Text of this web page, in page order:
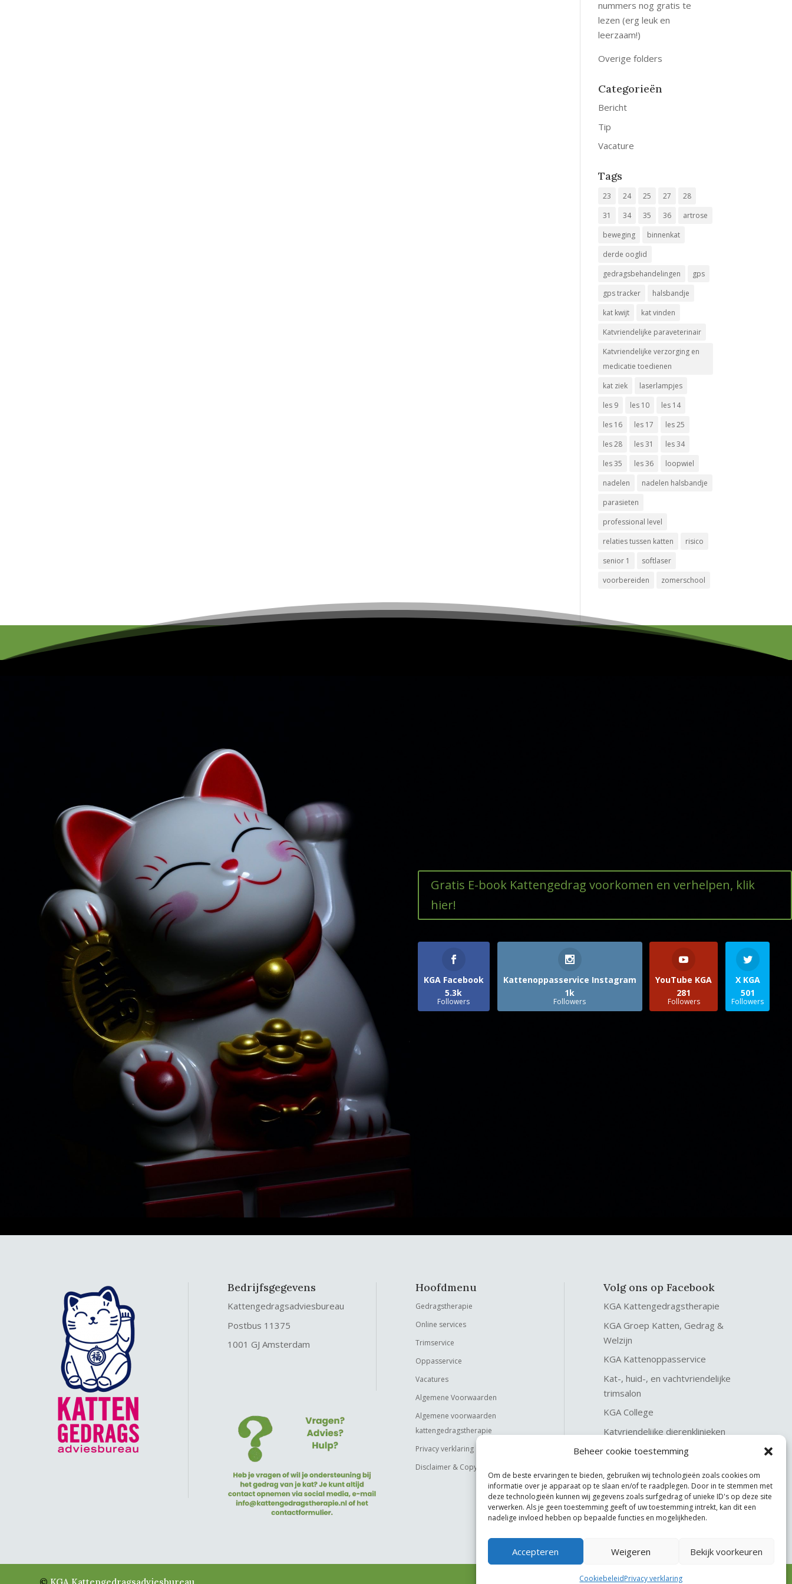
Beheer cookie toestemming
Om de beste ervaringen te bieden, gebruiken wij technologieën zoals cookies om
informatie over je apparaat op te slaan en/of te raadplegen. Door in te stemmen met
deze technologieën kunnen wij gegevens zoals surfgedrag of unieke ID's op deze site
verwerken. Als je geen toestemming geeft of uw toestemming intrekt, kan dit een
nadelige invloed hebben op bepaalde functies en mogelijkheden.
Accepteren Weigeren Bekijk voorkeuren
CookiebeleidPrivacy verklaring
nummers nog gratis te
lezen (erg leuk en
leerzaam!)
Overige folders
Categorieën
Bericht
Tip
Vacature
Tags
23 24 25 27
28
31
34 35 36
artrose
beweging
binnenkat
derde ooglid
gedragsbehandelingen
gps
gps tracker
halsbandje
kat kwijt
kat vinden
Katvriendelijke paraveterinair
Katvriendelijke verzorging en
medicatie toedienen
kat ziek
laserlampjes
les 9
les 10
les 14
les 16
les 17
les 25
les 28
les 31
les 34
les 35
les 36
loopwiel
nadelen
nadelen halsbandje
parasieten
professional level
relaties tussen katten
risico
senior 1
softlaser
voorbereiden
zomerschool
Gratis E-book Kattengedrag voorkomen en verhelpen, klik
hier!
KGA Facebook
5.3k
Followers
Kattenoppasservice Instagram
1k
Followers
YouTube KGA
281
Followers
X KGA
501
Followers
Bedrijfsgegevens
Kattengedragsadviesbureau
Postbus 11375
1001 GJ Amsterdam
Hoofdmenu
Gedragstherapie
Online services
Trimservice
Oppasservice
Vacatures
Algemene Voorwaarden
Algemene voorwaarden
kattengedragstherapie
Privacy verklaring
Disclaimer & Copyright
Volg ons op Facebook
KGA Kattengedragstherapie
KGA Groep Katten, Gedrag &
Welzijn
KGA Kattenoppasservice
Kat-, huid-, en vachtvriendelijke
trimsalon
KGA College
Katvriendelijke dierenklinieken
KGA Katteninterieurservice